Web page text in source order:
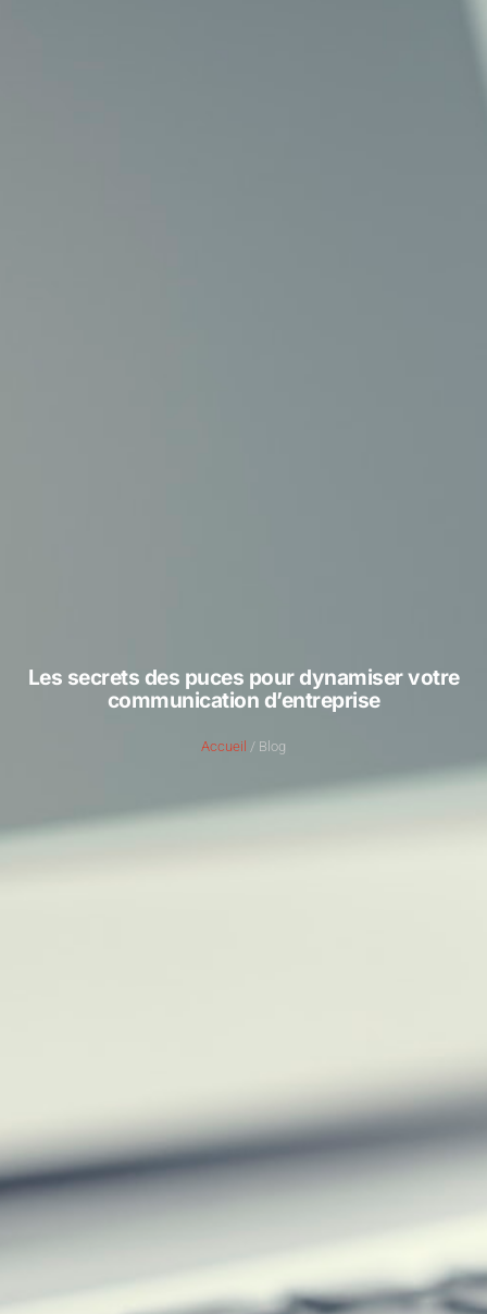
Les secrets des puces pour dynamiser votre
communication d’entreprise
Accueil / Blog